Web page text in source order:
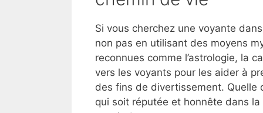
Si vous cherchez une voyante
non pas en utilisant des moyens
reconnues comme l’astrologie, la
vers les voyants pour les aider à
des fins de divertissement. Quelle
qui soit réputée et honnête dans la